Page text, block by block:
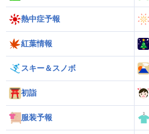
熱中症予報
紅葉情報
スキー＆スノボ
初詣
服装予報